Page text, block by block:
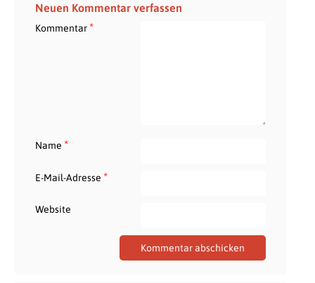
Neuen Kommentar verfassen
Kommentar*
Name *
E-Mail-Adresse *
Website